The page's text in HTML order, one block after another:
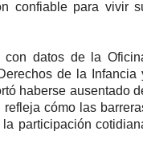
confiable para vivir
con datos de la
de la Infancia
haberse ausentado
cómo las
participación